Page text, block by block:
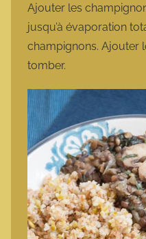
Ajouter les
jusqu’à évaporation
champignons. Ajouter
tomber.